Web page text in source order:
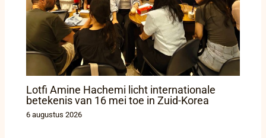
Lotfi Amine Hachemi licht internationale
betekenis van 16 mei toe in Zuid-Korea
6 augustus 2026